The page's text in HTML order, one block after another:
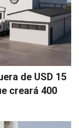
de USD 15
creará 400